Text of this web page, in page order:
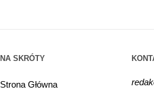
NA SKRÓTY
Strona Główna